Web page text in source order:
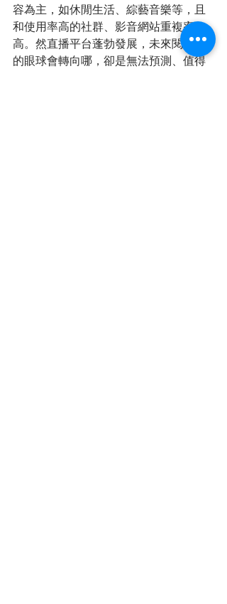
容為主，如休閒生活、綜藝音樂等，且
和使用率高的社群、影音網站重複率
高。然直播平台蓬勃發展，未來閱聽眾
的眼球會轉向哪，卻是無法預測、值得